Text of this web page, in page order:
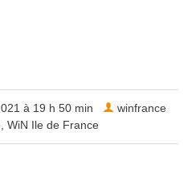
à 19 h 50 min
,WiN Ile de France
winfrance